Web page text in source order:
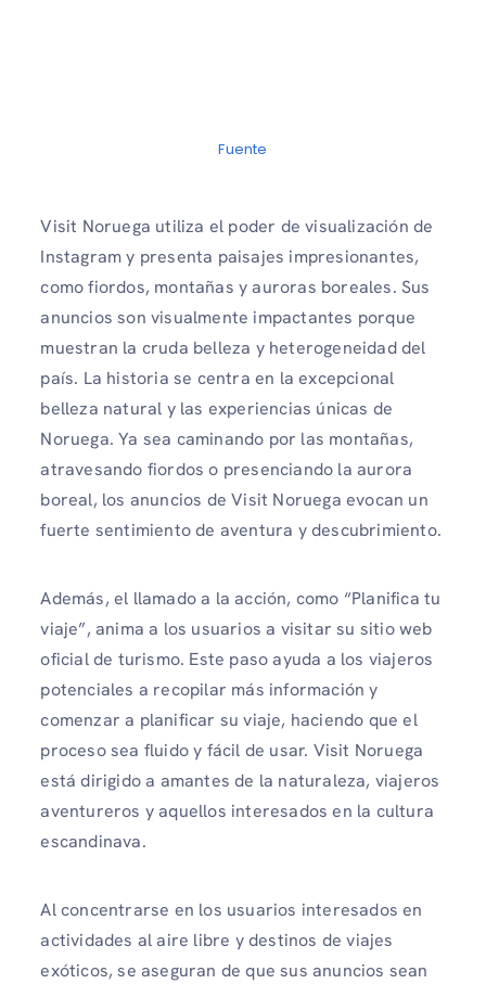
Fuente
Visit Noruega utiliza el poder de visualización de
Instagram y presenta paisajes impresionantes,
como fiordos, montañas y auroras boreales. Sus
anuncios son visualmente impactantes porque
muestran la cruda belleza y heterogeneidad del
país. La historia se centra en la excepcional
belleza natural y las experiencias únicas de
Noruega. Ya sea caminando por las montañas,
atravesando fiordos o presenciando la aurora
boreal, los anuncios de Visit Noruega evocan un
fuerte sentimiento de aventura y descubrimiento.
Además, el llamado a la acción, como “Planifica tu
viaje”, anima a los usuarios a visitar su sitio web
oficial de turismo. Este paso ayuda a los viajeros
potenciales a recopilar más información y
comenzar a planificar su viaje, haciendo que el
proceso sea fluido y fácil de usar. Visit Noruega
está dirigido a amantes de la naturaleza, viajeros
aventureros y aquellos interesados ​​en la cultura
escandinava.
Al concentrarse en los usuarios interesados ​​en
actividades al aire libre y destinos de viajes
exóticos, se aseguran de que sus anuncios sean